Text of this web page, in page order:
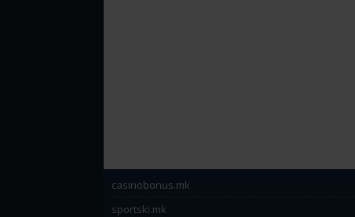
casinobonus.mk
sportski.mk